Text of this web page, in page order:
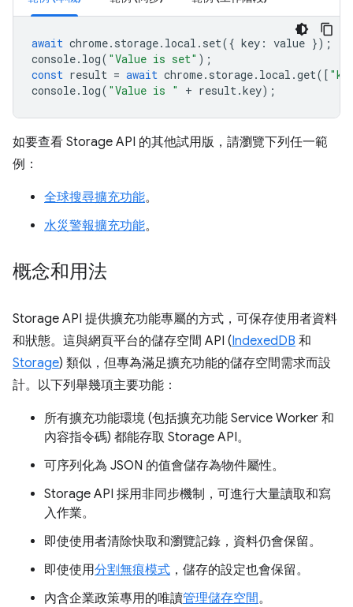
await chrome. storage. local . set({ key : value });
console. log( "Value is set" );
const result = await chrome. storage. local .get([
console. log( "Value is " + result.key);
如要查看 Storage API 的其他試用版，請瀏覽下列任一範
例：
全球搜尋擴充功能。
水災警報擴充功能。
概念和用法
Storage API 提供擴充功能專屬的方式，可保存使用者資料
和狀態。這與網頁平台的儲存空間 API (IndexedDB 和
Storage) 類似，但專為滿足擴充功能的儲存空間需求而設
計。以下列舉幾項主要功能：
所有擴充功能環境 (包括擴充功能 Service Worker 和
內容指令碼) 都能存取 Storage API。
可序列化為 JSON 的值會儲存為物件屬性。
Storage API 採用非同步機制，可進行大量讀取和寫
入作業。
即使使用者清除快取和瀏覽記錄，資料仍會保留。
即使使用分割無痕模式 ，儲存的設定也會保留。
內含企業政策專用的唯讀管理儲存空間。